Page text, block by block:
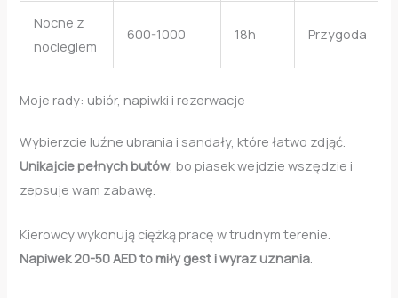
Nocne z
noclegiem
600-1000 18h Przygoda
Moje rady: ubiór, napiwki i rezerwacje
Wybierzcie luźne ubrania i sandały, które łatwo zdjąć.
Unikajcie pełnych butów, bo piasek wejdzie wszędzie i
zepsuje wam zabawę.
Kierowcy wykonują ciężką pracę w trudnym terenie.
Napiwek 20-50 AED to miły gest i wyraz uznania.